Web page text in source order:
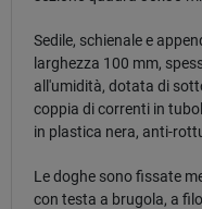
Sedile, schienale e
larghezza 100 mm,
all'umidità, dotata di
coppia di correnti in
in plastica nera, anti-
Le doghe sono fissate
con testa a brugola, a